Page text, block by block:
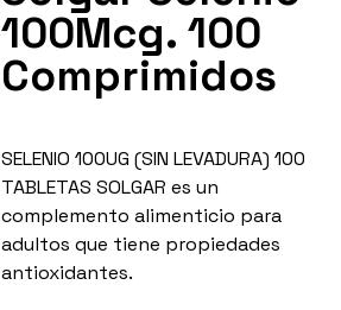
100Mcg. 100
Comprimidos
SELENIO 100UG (SIN LEVADURA) 100
TABLETAS SOLGAR es un
complemento alimenticio para
adultos que tiene propiedades
antioxidantes.